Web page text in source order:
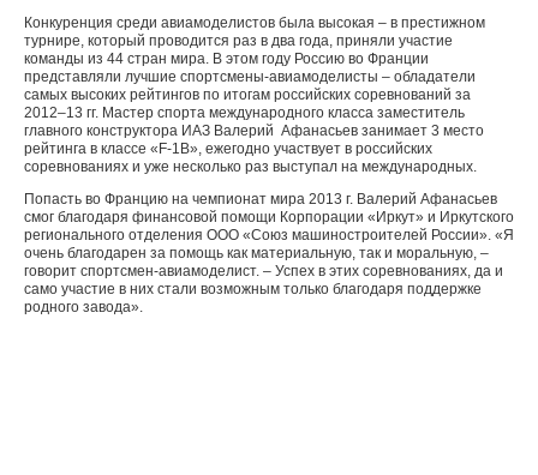
Конкуренция среди авиамоделистов была высокая – в престижном
турнире, который проводится раз в два года, приняли участие
команды из 44 стран мира. В этом году Россию во Франции
представляли лучшие спортсмены-авиамоделисты – обладатели
самых высоких рейтингов по итогам российских соревнований за
2012–13 гг. Мастер спорта международного класса заместитель
главного конструктора ИАЗ Валерий Афанасьев занимает 3 место
рейтинга в классе «F-1B», ежегодно участвует в российских
соревнованиях и уже несколько раз выступал на международных.
Попасть во Францию на чемпионат мира 2013 г. Валерий Афанасьев
смог благодаря финансовой помощи Корпорации «Иркут» и Иркутского
регионального отделения ООО «Союз машиностроителей России». «Я
очень благодарен за помощь как материальную, так и моральную, –
говорит спортсмен-авиамоделист. – Успех в этих соревнованиях, да и
само участие в них стали возможным только благодаря поддержке
родного завода».